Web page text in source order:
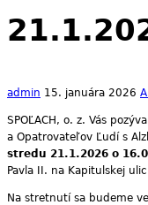
admin 15. januára 2026
SPOĽACH, o. z. Vás
a Opatrovateľov Ľudí s
stredu 21.1.2026 o
Pavla II. na Kapitulskej
Na stretnutí sa budeme